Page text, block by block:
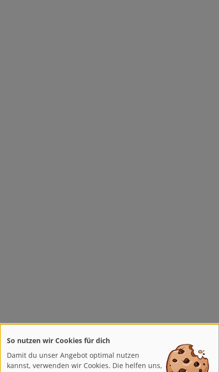
So nutzen wir Cookies für dich
Damit du unser Angebot optimal nutzen
kannst, verwenden wir Cookies. Die helfen uns,